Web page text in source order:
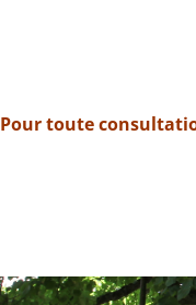
Pour toute